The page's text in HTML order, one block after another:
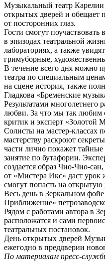
Музыкальный театр Карелии
открытых дверей и обещает
от посторонних глаз.
Гости смогут поучаствовать
в эпизодах театральной
лабораториях, а также
гримуборные,
В течение всего дня можно
театра по специальным
на сцене история, также
Гладкова «Бременские
Результатами многолетнего
любви. За что мы так любим
критик и эксперт «Золотой
Солисты на мастер-классах
мастерству раскроют
части лично покажет
занятие по бутафории.
создается образ Чио-Чио-
от «Мистера Икс» даст урок
смогут попасть на
Весь день в Зеркальном фойе
Приближение»
Рядом с работами автора в
расположатся и сами
театральных постановок.
День открытых дверей
ежегодно в преддверии
По материалам пресс-